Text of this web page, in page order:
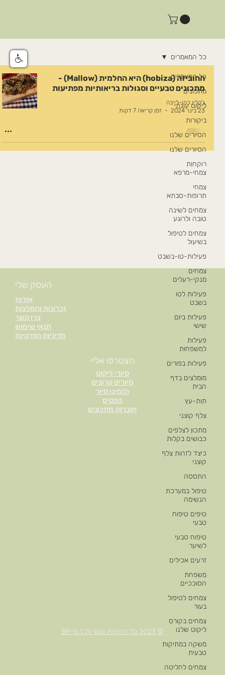
כל המאמרים
מתכונים
ליקוט עונתי
ביקורות
הסיורים שלנו
הסיורים שלנו
רוקחות
צמחי-מרפא
צמחי
תרופות-סבתא
צמחים לשינה
טובה ולרוגע
צמחים לטיפול
בשיעול
פעילות-טו-בשבט
צמחים
מנקי-רעלים
פעילות לטו
בשבט
פעילות ביום
שישי
פעילות
למשפחות
פעילות בפורים
מומלצים בדף
הבית
תות-עץ
צלף קוצני
מתכון לצלפים
כבושים בקלות
כיצד לזהות צלף
קוצני
התססה
טיפול במערכת
הנשימה
טיפים טיפוח
טבעי
טיפוח טבעי
לשיער
זרעים אכילים
משפחת
הסוככיים
צמחים לטיפול
בעור
צמחים בקורס
ליקוט שלנו
משקה במתיקות
טבעית
צמחים לחליטה
כל המאמרים
החוביזה (hobiza) היא החלמית (Mallow) -
מתכונים טבעיים וסגולות בריאותיות מפתיעות
ג'קלין כהן-לייבה
23 בינו׳ 2024
זמן קריאה 7 דקות
אודות
זכרונות והמלצות
צרו קשר
תנאי שימוש
מדיניות הפרטיות
העסק שלי
סיורי ליקוט
סיורים קרובים
הזמינו סיור
טפסים
חוברות מתכונים
הצטרפו אליי
© 2023 כל הזכויות שמורות לBP-IL